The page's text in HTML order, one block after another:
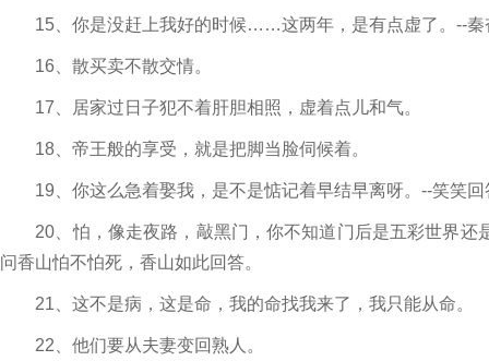
15、你是没赶上我好的时候……这两年，是有点虚了。--秦
16、散买卖不散交情。
17、居家过日子犯不着肝胆相照，虚着点儿和气。
18、帝王般的享受，就是把脚当脸伺候着。
19、你这么急着娶我，是不是惦记着早结早离呀。--笑笑回
20、怕，像走夜路，敲黑门，你不知道门后是五彩世界还
问香山怕不怕死，香山如此回答。
21、这不是病，这是命，我的命找我来了，我只能从命。
22、他们要从夫妻变回熟人。